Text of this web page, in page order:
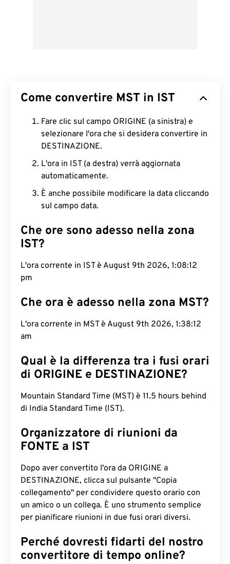
Come convertire MST in IST
Fare clic sul campo ORIGINE (a sinistra) e
selezionare l'ora che si desidera convertire in
DESTINAZIONE.
L'ora in IST (a destra) verrà aggiornata
automaticamente.
È anche possibile modificare la data cliccando
sul campo data.
Che ore sono adesso nella zona
IST?
L'ora corrente in IST è August 9th 2026, 1:08:13
pm
Che ora è adesso nella zona MST?
L'ora corrente in MST è August 9th 2026, 1:38:13
am
Qual è la differenza tra i fusi orari
di ORIGINE e DESTINAZIONE?
Mountain Standard Time (MST) è 11.5 hours behind
di India Standard Time (IST).
Organizzatore di riunioni da
FONTE a IST
Dopo aver convertito l'ora da ORIGINE a
DESTINAZIONE, clicca sul pulsante "Copia
collegamento" per condividere questo orario con
un amico o un collega. È uno strumento semplice
per pianificare riunioni in due fusi orari diversi.
Perché dovresti fidarti del nostro
convertitore di tempo online?